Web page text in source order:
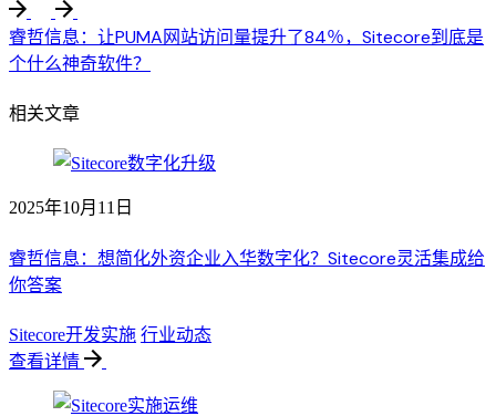
睿哲信息：让PUMA网站访问量提升了84％，Sitecore到底是
个什么神奇软件？
相关文章
2025年10月11日
睿哲信息：想简化外资企业入华数字化？Sitecore灵活集成给
你答案
Sitecore开发实施 行业动态
查看详情